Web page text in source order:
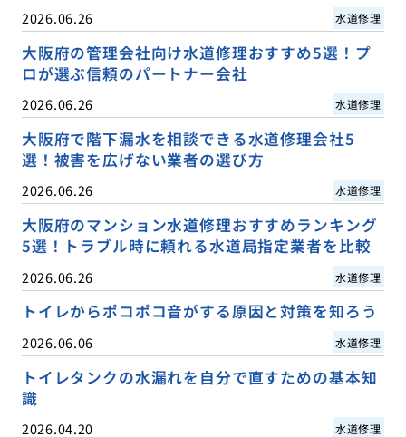
2026.06.26 水道修理
大阪府の管理会社向け水道修理おすすめ5選！プ
ロが選ぶ信頼のパートナー会社
2026.06.26 水道修理
大阪府で階下漏水を相談できる水道修理会社5
選！被害を広げない業者の選び方
2026.06.26 水道修理
大阪府のマンション水道修理おすすめランキング
5選！トラブル時に頼れる水道局指定業者を比較
2026.06.26 水道修理
トイレからポコポコ音がする原因と対策を知ろう
2026.06.06 水道修理
トイレタンクの水漏れを自分で直すための基本知
識
2026.04.20 水道修理